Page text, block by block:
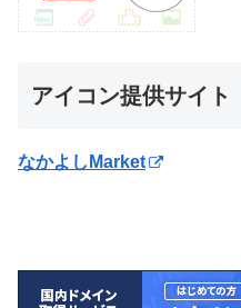
アイコン提供サイト
なかよしMarket